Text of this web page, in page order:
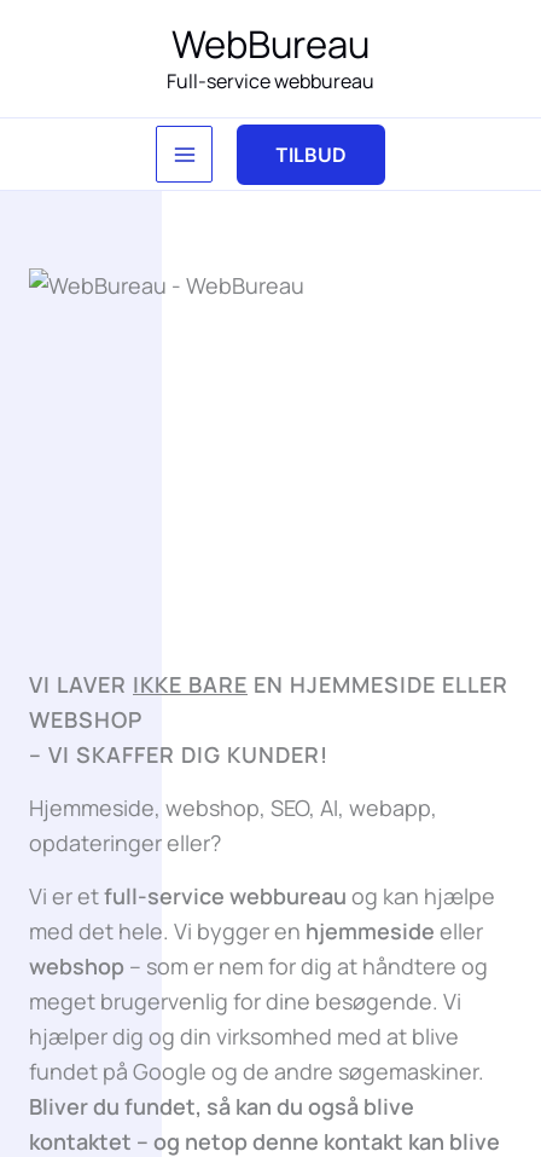
WebBureau
Full-service webbureau
TILBUD
VI LAVER IKKE BARE EN HJEMMESIDE ELLER
WEBSHOP
– VI SKAFFER DIG KUNDER!
Hjemmeside, webshop, SEO, AI, webapp,
opdateringer eller?
Vi er etfull-service webbureau og kan hjælpe
med det hele. Vi bygger en hjemmeside eller
webshop – som er nem for dig at håndtere og
meget brugervenlig for dine besøgende. Vi
hjælper dig og din virksomhed med at blive
fundet på Google og de andre søgemaskiner.
Bliver du fundet, så kan du også blive
kontaktet – og netop denne kontakt kan blive